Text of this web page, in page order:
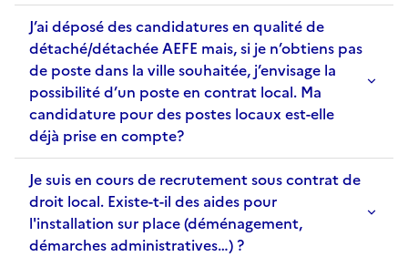
J’ai déposé des candidatures en qualité de
détaché/détachée AEFE mais, si je n’obtiens pas
de poste dans la ville souhaitée, j’envisage la
possibilité d’un poste en contrat local. Ma
candidature pour des postes locaux est-elle
déjà prise en compte?
Je suis en cours de recrutement sous contrat de
droit local. Existe-t-il des aides pour
l'installation sur place (déménagement,
démarches administratives…) ?